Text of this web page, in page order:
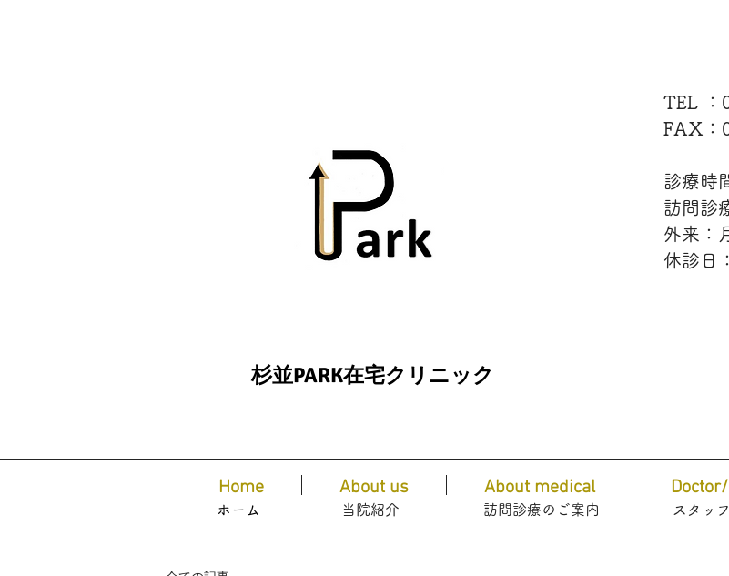
TEL
FAX：
診療時
訪問診
外来：
休診日
杉並PARK在宅クリニック
Home About us About medical
ホーム ​当院紹介 ​訪問診療のご案内 スタッ